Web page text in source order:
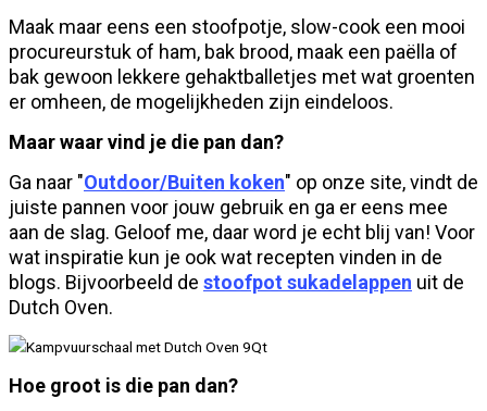
Maak maar eens een stoofpotje, slow-cook een mooi
procureurstuk of ham, bak brood, maak een paëlla of
bak gewoon lekkere gehaktballetjes met wat groenten
er omheen, de mogelijkheden zijn eindeloos.
Maar waar vind je die pan dan?
Ga naar "Outdoor/Buiten koken" op onze site, vindt de
juiste pannen voor jouw gebruik en ga er eens mee
aan de slag. Geloof me, daar word je echt blij van! Voor
wat inspiratie kun je ook wat recepten vinden in de
blogs. Bijvoorbeeld de stoofpot sukadelappen uit de
Dutch Oven.
Hoe groot is die pan dan?